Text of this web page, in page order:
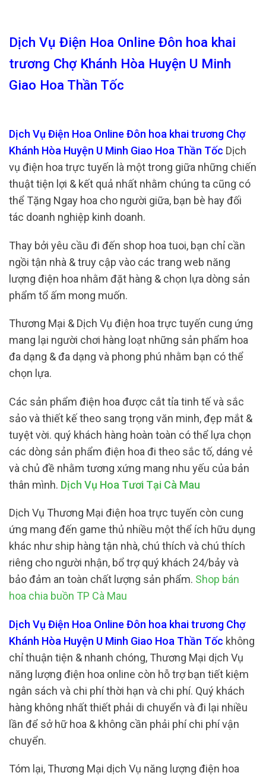
Dịch Vụ Điện Hoa Online Đôn hoa khai
trương Chợ Khánh Hòa Huyện U Minh
Giao Hoa Thần Tốc
Dịch Vụ Điện Hoa Online Đôn hoa khai trương Chợ
Khánh Hòa Huyện U Minh Giao Hoa Thần Tốc Dịch
vụ điện hoa trực tuyến là một trong giữa những chiến
thuật tiện lợi & kết quả nhất nhằm chúng ta cũng có
thể Tặng Ngay hoa cho người giữa, bạn bè hay đối
tác doanh nghiệp kinh doanh.
Thay bởi yêu cầu đi đến shop hoa tuoi, bạn chỉ cần
ngồi tận nhà & truy cập vào các trang web năng
lượng điện hoa nhằm đặt hàng & chọn lựa dòng sản
phẩm tổ ấm mong muốn.
Thương Mại & Dịch Vụ điện hoa trực tuyến cung ứng
mang lại người chơi hàng loạt những sản phẩm hoa
đa dạng & đa dạng và phong phú nhằm bạn có thể
chọn lựa.
Các sản phẩm điện hoa được cắt tỉa tinh tế và sắc
sảo và thiết kế theo sang trọng văn minh, đẹp mắt &
tuyệt vời. quý khách hàng hoàn toàn có thể lựa chọn
các dòng sản phẩm điện hoa đi theo sắc tố, dáng vẻ
và chủ đề nhằm tương xứng mang nhu yếu của bản
thân mình. Dịch Vụ Hoa Tươi Tại Cà Mau
Dịch Vụ Thương Mại điện hoa trực tuyến còn cung
ứng mang đến game thủ nhiều một thể ích hữu dụng
khác như ship hàng tận nhà, chú thích và chú thích
riêng cho người nhận, bổ trợ quý khách 24/bảy và
bảo đảm an toàn chất lượng sản phẩm. Shop bán
hoa chia buồn TP Cà Mau
Dịch Vụ Điện Hoa Online Đôn hoa khai trương Chợ
Khánh Hòa Huyện U Minh Giao Hoa Thần Tốc không
chỉ thuận tiện & nhanh chóng, Thương Mại dịch Vụ
năng lượng điện hoa online còn hỗ trợ bạn tiết kiệm
ngân sách và chi phí thời hạn và chi phí. Quý khách
hàng không nhất thiết phải di chuyển và đi lại nhiều
lần để sở hữ hoa & không cần phải phí chi phí vận
chuyển.
Tóm lại, Thương Mại dịch Vụ năng lượng điện hoa